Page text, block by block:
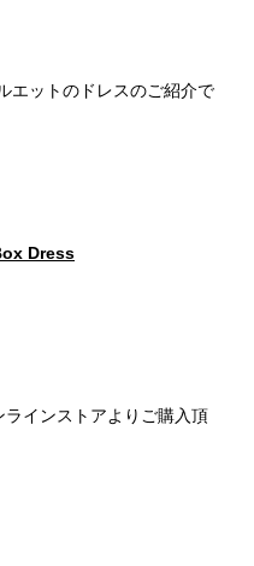
エットのドレスのご紹介で
Dress
インストアよりご購入頂